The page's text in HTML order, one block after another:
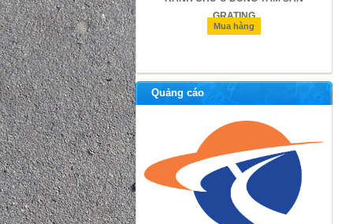
Mua hàng
GRATING
Mua hàng
Quảng cáo